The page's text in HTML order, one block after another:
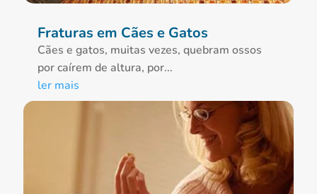
Fraturas em Cães e Gatos
Cães e gatos, muitas vezes, quebram ossos
por caírem de altura, por...
ler mais